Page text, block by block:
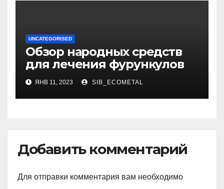
UNCATEGORISED
Обзор народных средств
для лечения фурункулов
ЯНВ 11, 2023 SIB_ECOMETAL
Добавить комментарий
Для отправки комментария вам необходимо